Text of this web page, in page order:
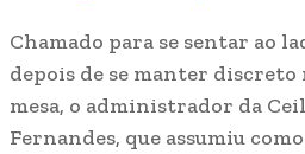
Chamado para se sentar ao
depois de se manter
mesa, o administrador da
Fernandes, que assumiu